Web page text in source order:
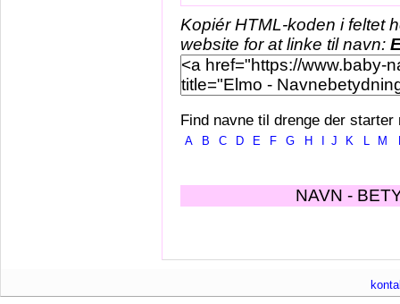
Kopiér HTML-koden i feltet
website for at linke til navn:
Find navne til drenge der starter
A B C D E F G H J K L M
NAVN -